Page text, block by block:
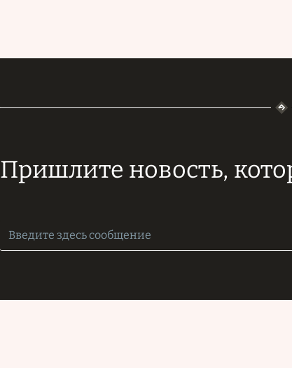
Пришлите новость,